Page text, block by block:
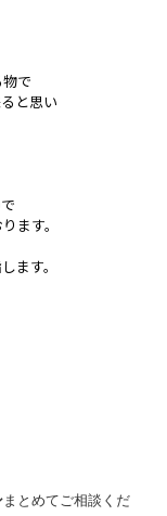
で
と思い
ます。
ます。
まとめてご相談くだ